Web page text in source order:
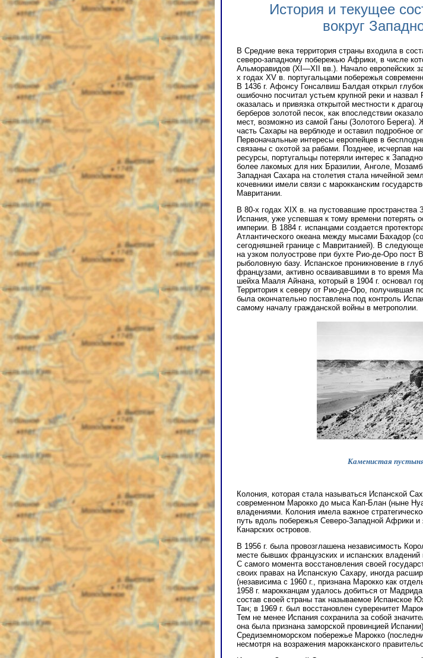
История и текущее
вокруг
В Средние века территория страны входила в
северо-западному побережью Африки, в числе
Альморавидов (XI—XII вв.). Начало европейских
х годах XV в. португальцами побережья
В 1436 г. Афонсу Гонсалвиш Балдая открыл
ошибочно посчитал устьем крупной реки и
оказалась и привязка открытой местности к
берберов золотой песок, как впоследствии
мест, возможно из самой Ганы (Золотого
часть Сахары на верблюде и оставил подробное
Первоначальные интересы европейцев в
связаны с охотой за рабами. Позднее, исчерпав
ресурсы, португальцы потеряли интерес к
более лакомых для них Бразилии, Анголе,
Западная Сахара на столетия стала ничейной
кочевники имели связи с марокканским
Мавритании.
В 80-х годах XIX в. на пустовавшие
Испания, уже успевшая к тому времени потерять
империи. В 1884 г. испанцами создается
Атлантического океана между мысами Бахадор
сегодняшней границе с Мавританией). В
на узком полуострове при бухте Рио-де-Оро пост
рыболовную базу. Испанское проникновение в
французами, активно осваивавшими в то время
шейха Мааля Айнана, который в 1904 г. основал
Территория к северу от Рио-де-Оро, получившая
была окончательно поставлена под контроль
самому началу гражданской войны в метрополии.
Каменистая
Колония, которая стала называться Испанской
современном Марокко до мыса Кап-Блан (ныне
владениями. Колония имела важное
путь вдоль побережья Северо-Западной Африки и
Канарских островов.
В 1956 г. была провозглашена независимость
месте бывших французских и испанских владений
С самого момента восстановления своей
своих правах на Испанскую Сахару, иногда
(независима с 1960 г., признана Марокко как
1958 г. марокканцам удалось добиться от
состав своей страны так называемое Испанское
Тан; в 1969 г. был восстановлен суверенитет
Тем не менее Испания сохранила за собой
она была признана заморской провинцией
Средиземноморском побережье Марокко
несмотря на возражения марокканского